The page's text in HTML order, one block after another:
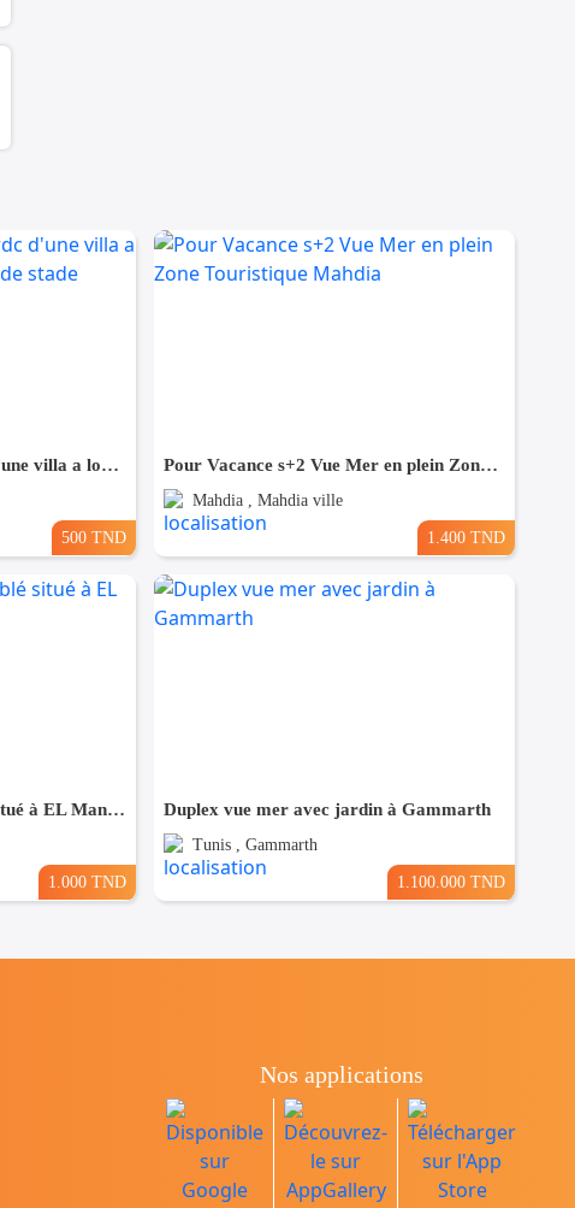
un studio s+2 vide au rdc d'une villa a louer situé a bardo prés de stade
500 TND
Pour Vacance s+2 Vue Mer en plein Zone Touristique Mahdia
Mahdia , Mahdia ville
1.400 TND
appartement S+1 meublé situé à EL Manar 1
1.000 TND
Duplex vue mer avec jardin à Gammarth
Tunis , Gammarth
1.100.000 TND
Nos applications